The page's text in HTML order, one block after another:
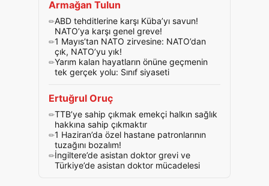
Armağan Tulun
ABD tehditlerine karşı Küba’yı savun!
NATO’ya karşı genel greve!
1 Mayıs’tan NATO zirvesine: NATO’dan
çık, NATO’yu yık!
Yarım kalan hayatların önüne geçmenin
tek gerçek yolu: Sınıf siyaseti
Ertuğrul Oruç
TTB’ye sahip çıkmak emekçi halkın sağlık
hakkına sahip çıkmaktır
1 Haziran’da özel hastane patronlarının
tuzağını bozalım!
İngiltere’de asistan doktor grevi ve
Türkiye’de asistan doktor mücadelesi